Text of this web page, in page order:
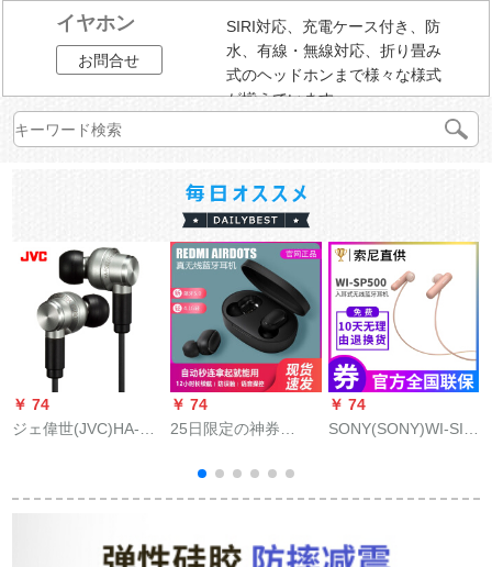
イヤホン
お問合せ
SIRI対応、充電ケース付き、防
水、有線・無線対応、折り畳み
式のヘッドホンまで様々な様式
が揃えています。
￥ 74
ジェ偉世(JVC)HA-F
ブカルルHIFI入耳式
￥ 74
25日限定の神券
cant无线セグメテル
toothアイヤホーン真
イヤ黒
￥ 74
SONY(SONY)WI-SIIP
運動パインキング運